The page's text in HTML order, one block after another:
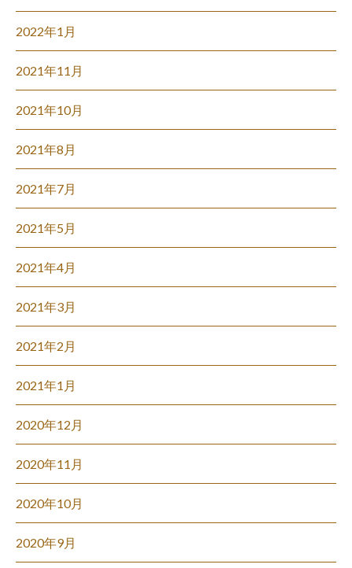
2022年1月
2021年11月
2021年10月
2021年8月
2021年7月
2021年5月
2021年4月
2021年3月
2021年2月
2021年1月
2020年12月
2020年11月
2020年10月
2020年9月